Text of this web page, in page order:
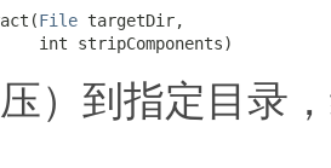
File targetDir,
int stripComponents)
）到指定目录